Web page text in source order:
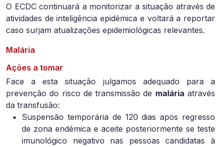
O ECDC continuará a monitorizar a situação através de
atividades de inteligência epidémica e voltará a reportar
caso surjam atualizações epidemiológicas relevantes.
Malária
Ações a tomar
Face a esta situação julgamos adequado para a
prevenção do risco de transmissão de malária através
da transfusão:
Suspensão temporária de 120 dias apos regresso
de zona endémica e aceite posteriormente se teste
imunológico negativo nas pessoas candidatas à